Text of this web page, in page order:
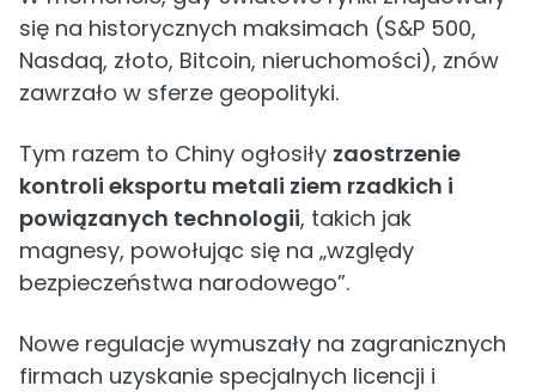
się na historycznych maksimach (S&P 500,
Nasdaq, złoto, Bitcoin, nieruchomości), znów
zawrzało w sferze geopolityki.
Tym razem to Chiny ogłosiły zaostrzenie
kontroli eksportu metali ziem rzadkich i
powiązanych technologii, takich jak
magnesy, powołując się na „względy
bezpieczeństwa narodowego”.
Nowe regulacje wymuszały na zagranicznych
firmach uzyskanie specjalnych licencji i